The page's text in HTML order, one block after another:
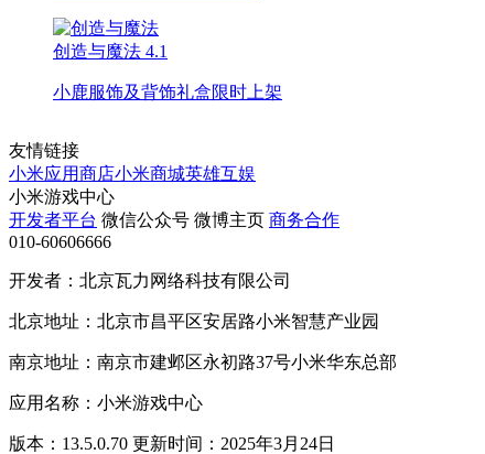
创造与魔法 4.1
小鹿服饰及背饰礼盒限时上架
友情链接
小米应用商店小米商城英雄互娱
小米游戏中心
开发者平台 微信公众号 微博主页 商务合作
010-60606666
开发者：北京瓦力网络科技有限公司
北京地址：北京市昌平区安居路小米智慧产业园
南京地址：南京市建邺区永初路37号小米华东总部
应用名称：小米游戏中心
版本：13.5.0.70 更新时间：2025年3月24日